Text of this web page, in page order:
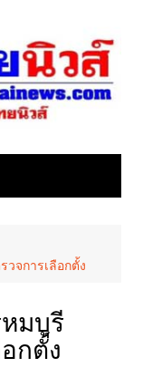
จการเลือกตั้ง
มบุรี
กตั้ง